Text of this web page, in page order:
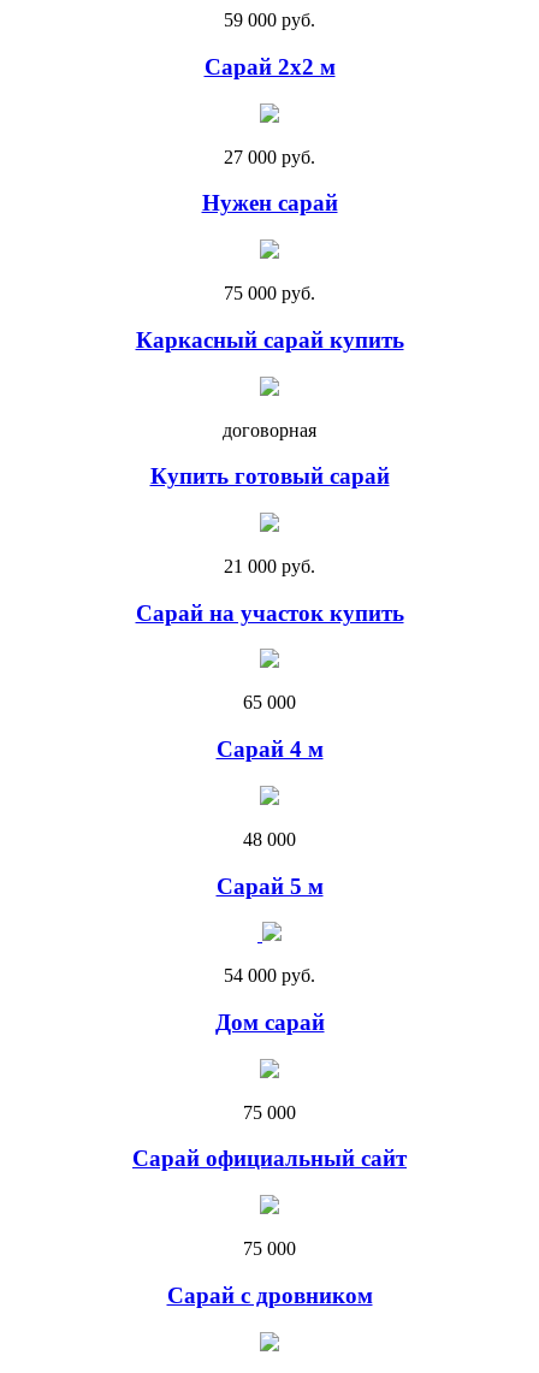
59 000 руб.
Сарай 2х2 м
27 000 руб.
Нужен сарай
75 000 руб.
Каркасный сарай купить
договорная
Купить готовый сарай
21 000 руб.
Сарай на участок купить
65 000
Сарай 4 м
48 000
Cарай 5 м
54 000 руб.
Дом сарай
75 000
Сарай официальный сайт
75 000
Сарай с дровником